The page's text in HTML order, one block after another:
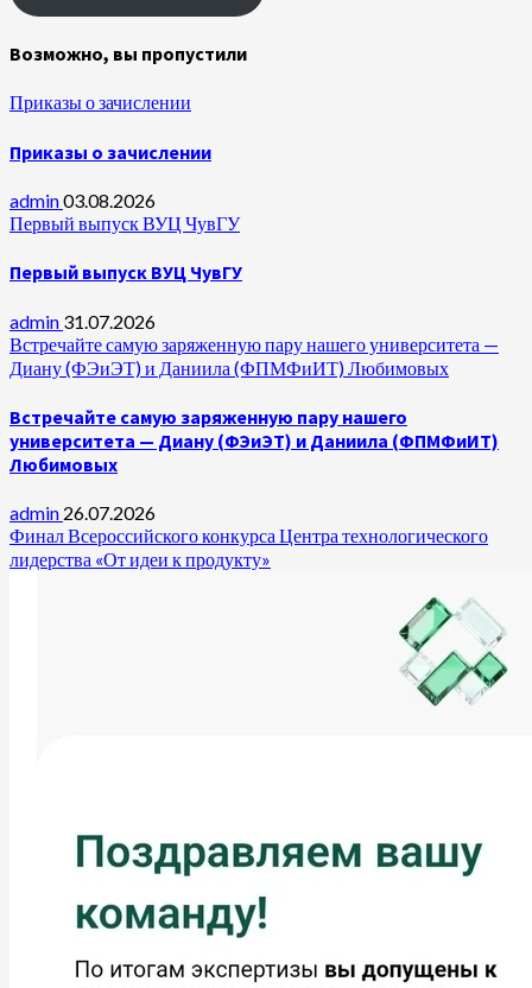
Возможно, вы пропустили
Приказы о зачислении
Приказы о зачислении
admin03.08.2026
Первый выпуск ВУЦ ЧувГУ
Первый выпуск ВУЦ ЧувГУ
admin 31.07.2026
Встречайте самую заряженную пару нашего университета —
Диану (ФЭиЭТ) и Даниила (ФПМФиИТ) Любимовых
Встречайте самую заряженную пару нашего
университета — Диану (ФЭиЭТ) и Даниила (ФПМФиИТ)
Любимовых
admin 26.07.2026
Финал Всероссийского конкурса Центра технологического
лидерства «От идеи к продукту»